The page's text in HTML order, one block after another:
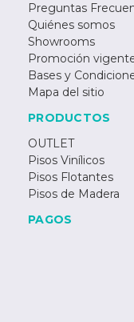
Preguntas
Quiénes somos
Showrooms
Promoción
Bases y
Mapa del sitio
PRODUCTOS
OUTLET
Pisos Vinílicos
Pisos Flotantes
Pisos de Madera
PAGOS